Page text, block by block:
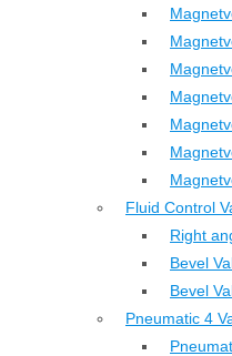
Fluid Control
Right
Bevel
Bevel
Pneumatic 4